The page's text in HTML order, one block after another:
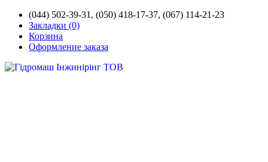
(044) 502-39-31, (050) 418-17-37, (067) 114-21-23
Закладки (0)
Корзина
Оформление заказа